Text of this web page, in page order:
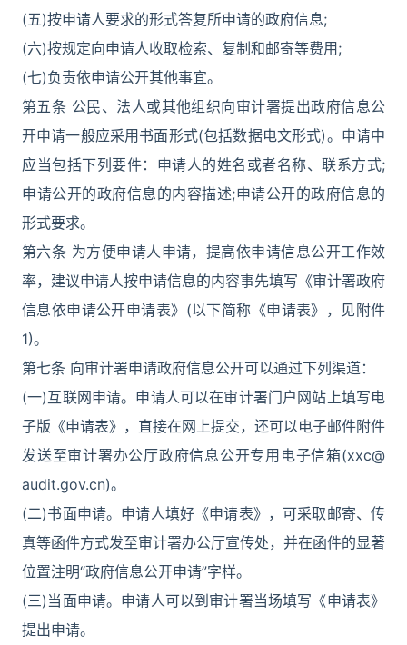
(五)按申请人要求的形式答复所申请的政府信息;
(六)按规定向申请人收取检索、复制和邮寄等费用;
(七)负责依申请公开其他事宜。
第五条 公民、法人或其他组织向审计署提出政府信息公
开申请一般应采用书面形式(包括数据电文形式)。申请中
应当包括下列要件：申请人的姓名或者名称、联系方式;
申请公开的政府信息的内容描述;申请公开的政府信息的
形式要求。
第六条 为方便申请人申请，提高依申请信息公开工作效
率，建议申请人按申请信息的内容事先填写《审计署政府
信息依申请公开申请表》(以下简称《申请表》，见附件
1)。
第七条 向审计署申请政府信息公开可以通过下列渠道：
(一)互联网申请。申请人可以在审计署门户网站上填写电
子版《申请表》，直接在网上提交，还可以电子邮件附件
发送至审计署办公厅政府信息公开专用电子信箱(xxc@
audit.gov.cn)。
(二)书面申请。申请人填好《申请表》，可采取邮寄、传
真等函件方式发至审计署办公厅宣传处，并在函件的显著
位置注明“政府信息公开申请”字样。
(三)当面申请。申请人可以到审计署当场填写《申请表》
提出申请。